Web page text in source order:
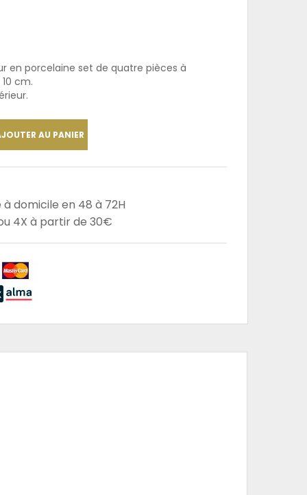
en porcelaine set de quatre pièces à
cm.
AU PANIER
domicile en 48 à 72H
4X à partir de 30€